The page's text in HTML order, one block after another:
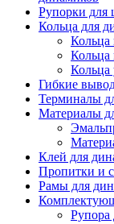
Рупорки для
Кольца для
Кольца
Гибкие
Терминалы
Материалы
Клей для
Пропитки и
Рамы для
Рупора